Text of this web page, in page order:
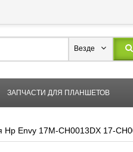
Везде
ЗАПЧАСТИ ДЛЯ ПЛАНШЕТОВ
Envy 17M-CH0013DX 17-